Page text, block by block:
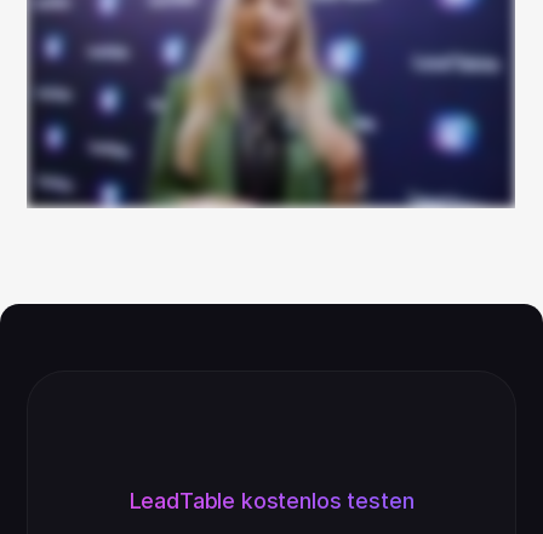
LeadTable kostenlos testen